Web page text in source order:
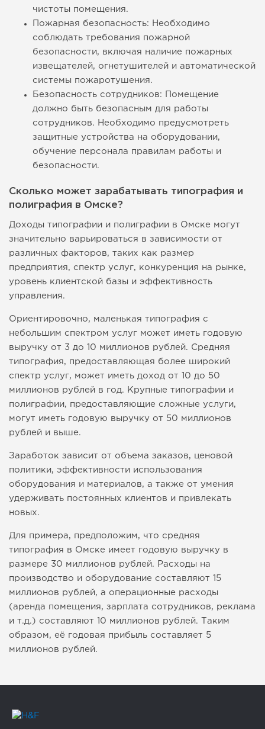
чистоты помещения.
Пожарная безопасность: Необходимо
соблюдать требования пожарной
безопасности, включая наличие пожарных
извещателей, огнетушителей и автоматической
системы пожаротушения.
Безопасность сотрудников: Помещение
должно быть безопасным для работы
сотрудников. Необходимо предусмотреть
защитные устройства на оборудовании,
обучение персонала правилам работы и
безопасности.
Сколько может зарабатывать типография и
полиграфия в Омске?
Доходы типографии и полиграфии в Омске могут
значительно варьироваться в зависимости от
различных факторов, таких как размер
предприятия, спектр услуг, конкуренция на рынке,
уровень клиентской базы и эффективность
управления.
Ориентировочно, маленькая типография с
небольшим спектром услуг может иметь годовую
выручку от 3 до 10 миллионов рублей. Средняя
типография, предоставляющая более широкий
спектр услуг, может иметь доход от 10 до 50
миллионов рублей в год. Крупные типографии и
полиграфии, предоставляющие сложные услуги,
могут иметь годовую выручку от 50 миллионов
рублей и выше.
Заработок зависит от объема заказов, ценовой
политики, эффективности использования
оборудования и материалов, а также от умения
удерживать постоянных клиентов и привлекать
новых.
Для примера, предположим, что средняя
типография в Омске имеет годовую выручку в
размере 30 миллионов рублей. Расходы на
производство и оборудование составляют 15
миллионов рублей, а операционные расходы
(аренда помещения, зарплата сотрудников, реклама
и т.д.) составляют 10 миллионов рублей. Таким
образом, её годовая прибыль составляет 5
миллионов рублей.